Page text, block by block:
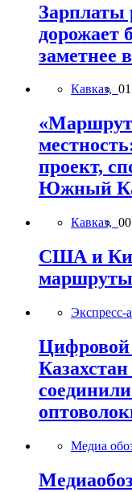
Зарплаты
дорожает
заметнее
Кавказ,
проект,
Южный
Кавказ,
США и
Экспресс-
Цифровой
Медиа